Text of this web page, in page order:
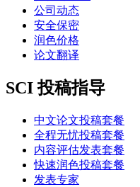
公司动态
安全保密
润色价格
论文翻译
SCI 投稿指导
中文论文投稿套餐
全程无忧投稿套餐
内容评估发表套餐
快速润色投稿套餐
发表专家